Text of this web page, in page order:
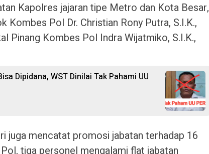
Kapolres jajaran tipe Metro dan Kota Besar,
Kombes Pol Dr. Christian Rony Putra, S.I.K.,
Pinang Kombes Pol Indra Wijatmiko, S.I.K.,
Dipidana, WST Dinilai Tak Pahami UU
juga mencatat promosi jabatan terhadap 16
tiga personel mengalami flat jabatan